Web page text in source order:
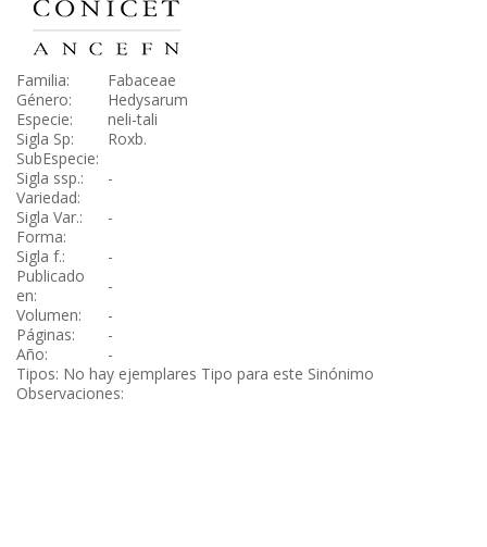
Familia:
Fabaceae
Género:
Hedysarum
Especie:
neli-tali
Sigla Sp:
Roxb.
SubEspecie:
Sigla ssp.:
-
Variedad:
Sigla Var.:
-
Forma:
Sigla f.:
-
Publicado
en:
-
Volumen:
-
Páginas:
-
Año:
-
Tipos: No hay ejemplares Tipo para este Sinónimo
Observaciones: